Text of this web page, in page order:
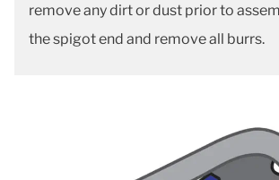
remove any dirt or dust prior to
the spigot end and remove all burrs.